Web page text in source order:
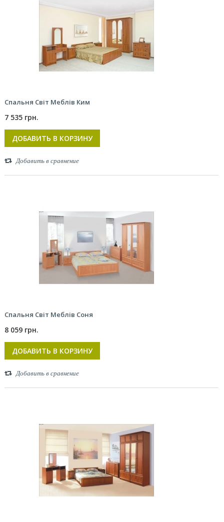
Спальня Світ Меблів Ким
7 535 грн.
ДОБАВИТЬ В КОРЗИНУ
Добавить в сравнение
Спальня Світ Меблів Соня
8 059 грн.
ДОБАВИТЬ В КОРЗИНУ
Добавить в сравнение